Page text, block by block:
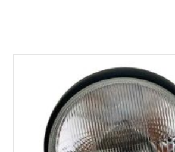
AGGIUNGI AL CARRELLO